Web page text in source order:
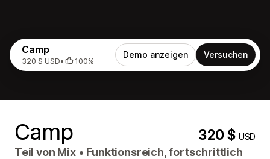
Camp
320 $ USD• 100%
Demo anzeigen Versuchen
Camp 320 $USD
Teil von Mix • Funktionsreich, fortschrittlich